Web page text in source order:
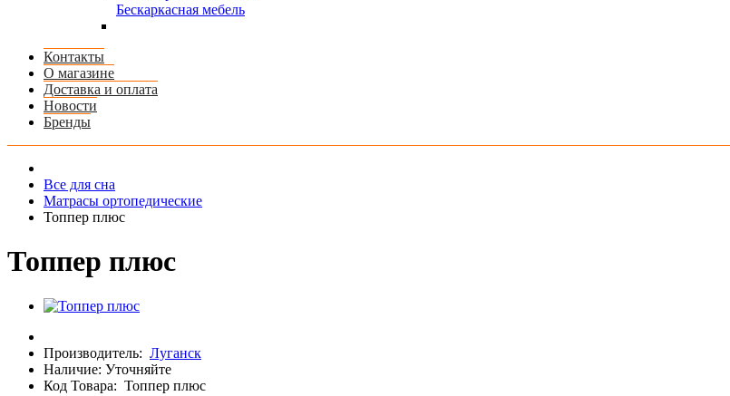
Бескаркасная мебель
Контакты
О магазине
Доставка и оплата
Новости
Бренды
Все для сна
Матрасы ортопедические
Топпер плюс
Топпер плюс
Производитель: Луганск
Наличие: Уточняйте
Код Товара: Топпер плюс